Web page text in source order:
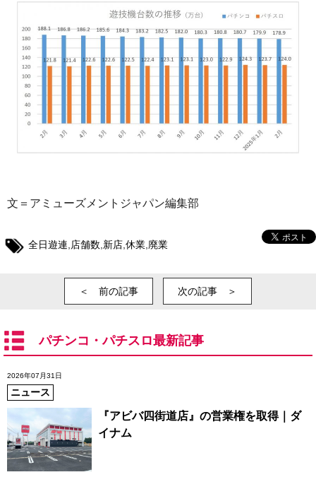
文＝アミューズメントジャパン編集部
全日遊連,店舗数,新店,休業,廃業
＜ 前の記事 次の記事 ＞
パチンコ・パチスロ最新記事
2026年07月31日
ニュース
『アビバ四街道店』の営業権を取得｜ダ
イナム